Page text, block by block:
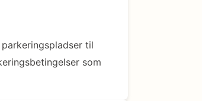
til
som